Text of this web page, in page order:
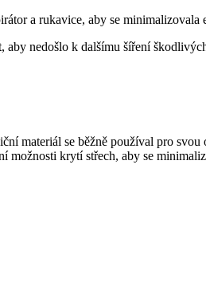
a rukavice, aby se minimalizovala
aby nedošlo k dalšímu šíření
materiál se běžně používal pro
možnosti krytí střech, aby se